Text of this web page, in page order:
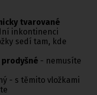
tvarované
inkontinenci
sedí tam, kde
prodyšné - nemusíte
- s těmito vložkami